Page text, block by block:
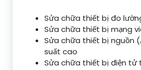
Sửa chữa thiết bị đo
Sửa chữa thiết bị mạng
Sửa chữa thiết bị nguồn
suất cao
Sửa chữa thiết bị điện tử